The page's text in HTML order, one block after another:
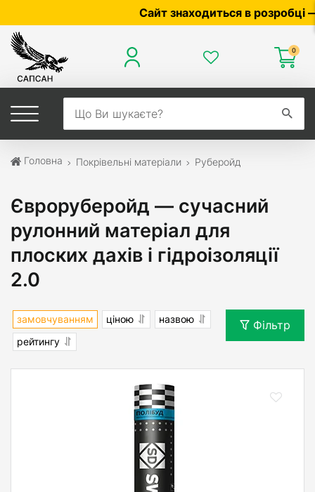
Сайт знаходиться в розробці — по
0
Головна Покрівельні матеріали Руберойд
Євроруберойд — сучасний
рулонний матеріал для
плоских дахів і гідроізоляції
2.0
замовчуванням ціною
назвою
рейтингу
Фільтр